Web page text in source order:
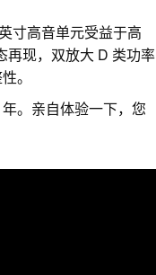
寸高音单元受益于高
再现，双放大 D 类功率
。
。亲自体验一下，您